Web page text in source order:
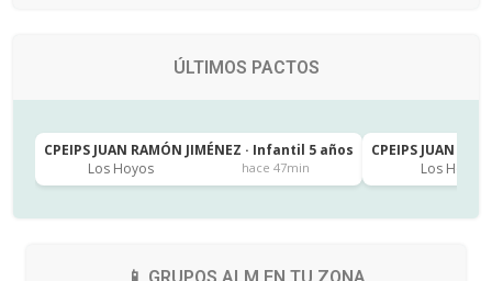
ÚLTIMOS PACTOS
CPEIPS JUAN RAMÓN JIMÉNEZ · Infantil 5 años
Los Hoyos
hace 47min
CPEIPS JUAN
Los Hoyos